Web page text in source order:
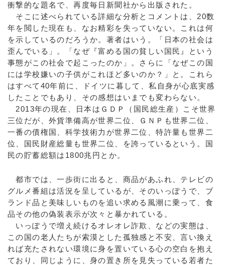
衝撃的な題名で、再度毎日新聞社から出版された。
そこに述べられている詳細な分析とコメントは、20数
年を閲した現在も、なお精彩を失っていない。これは何
を示しているのだろうか。著者はいう。「日本の社会は
歪んでいる」。「なぜ『富める国の貧しい国民』という
事態がこの社会で起こったのか」。さらに「なぜこの国
には学校嫌いの子供がこれほど多いのか？」と。これら
はすべて40年前に、ドイツに暮して、私自身が心底実感
したことでもあり、その感想はいまでも変わらない。
2013年の現在、日本はＧＤＰ（国民総生産）こそ世界
三位だが、外貨準備高が世界二位、ＧＮＰも世界二位、
一番の債権国、科学技術力が世界二位、特許量も世界二
位、国民財産総量も世界二位、を誇っているという。国
民の貯蓄総額は1800兆円とか。
都市では、一歩街に出ると、商品があふれ、テレビの
グルメ番組は活況を呈しているが、そのいっぽうで、ブ
ランド品と美味しいものを追い求める風潮に乗って、食
品その他の偽装表示が次々と暴かれている。
いっぽうで増え続けるオレオレ詐欺、などの実態は、
この国の老人たちが索漠とした孤独感と不安、言い換え
れば充たされない環境に身を置いている心の空白を抱え
ており、同じように、身の置き所を見失っている若者た